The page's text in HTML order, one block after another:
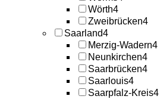
Wörth4
Zweibrücken4
Saarland4
Merzig-Wadern4
Neunkirchen4
Saarbrücken4
Saarlouis4
Saarpfalz-Kreis4